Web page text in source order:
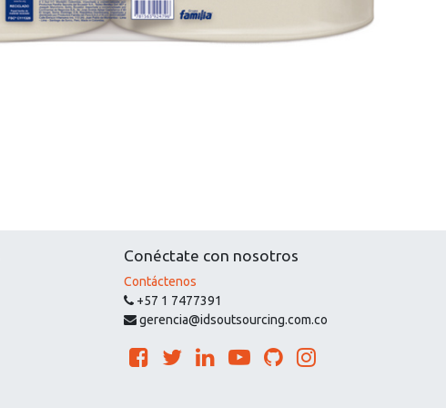
Conéctate con nosotros
Contáctenos
+57 1 7477391
gerencia@idsoutsourcing.com.co